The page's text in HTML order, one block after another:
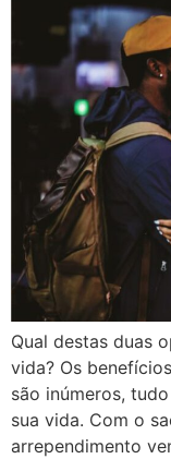
Qual destas duas
vida? Os
são inúmeros,
sua vida. Com o
arrependimento